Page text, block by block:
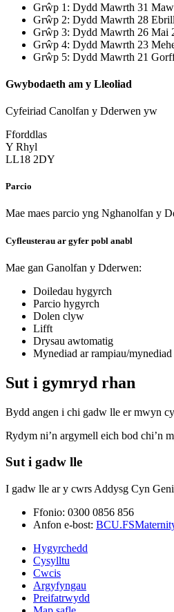
Grŵp 1: Dydd Mawrth 31
Grŵp 2: Dydd Mawrth 28
Grŵp 3: Dydd Mawrth 26 Mai
Grŵp 4: Dydd Mawrth 23
Grŵp 5: Dydd Mawrth 21
Gwybodaeth am y Lleoliad
Cyfeiriad Canolfan y Dderwen yw
Fforddlas
Y Rhyl
LL18 2DY
Parcio
Mae maes parcio yng Nghanolfan y
Cyfleusterau ar gyfer pobl anabl
Mae gan Ganolfan y Dderwen:
Doiledau hygyrch
Parcio hygyrch
Dolen clyw
Lifft
Drysau awtomatig
Mynediad ar rampiau/mynediad
Sut i gymryd rhan
Bydd angen i chi gadw lle er mwyn
Rydym ni’n argymell eich bod chi’n
Sut i gadw lle
I gadw lle ar y cwrs Addysg Cyn
Ffonio: 0300 0856 856
Anfon e-bost:
Hygyrchedd
Cysylltu
Cwcis
Argyfyngau
Preifatrwydd